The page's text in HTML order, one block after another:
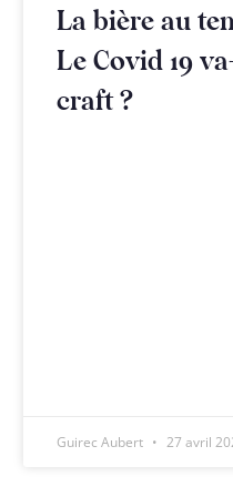
La bière au
Le Covid 19
craft ?
Guirec Aubert 27 avril